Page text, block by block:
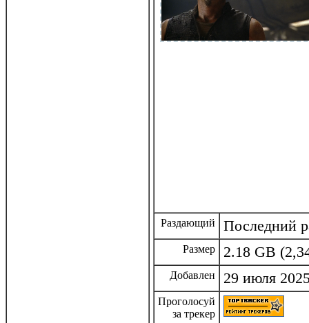
Раздающий Последний
Размер 2.18 GB
Добавлен 29 июля
Проголосуй
за трекер